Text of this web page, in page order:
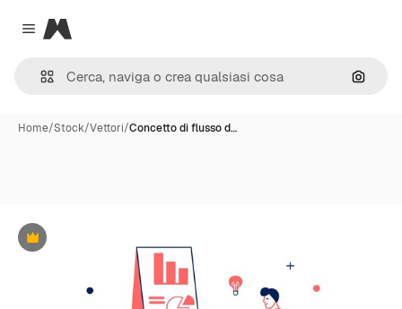
Close menu
Magnific
Cerca
Home/Stock/Vettori/Concetto di flusso d…
Premium